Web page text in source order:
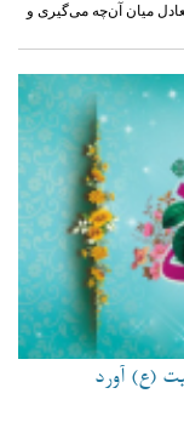
میان آن‌چه می‌گیری و
(ع) آورد